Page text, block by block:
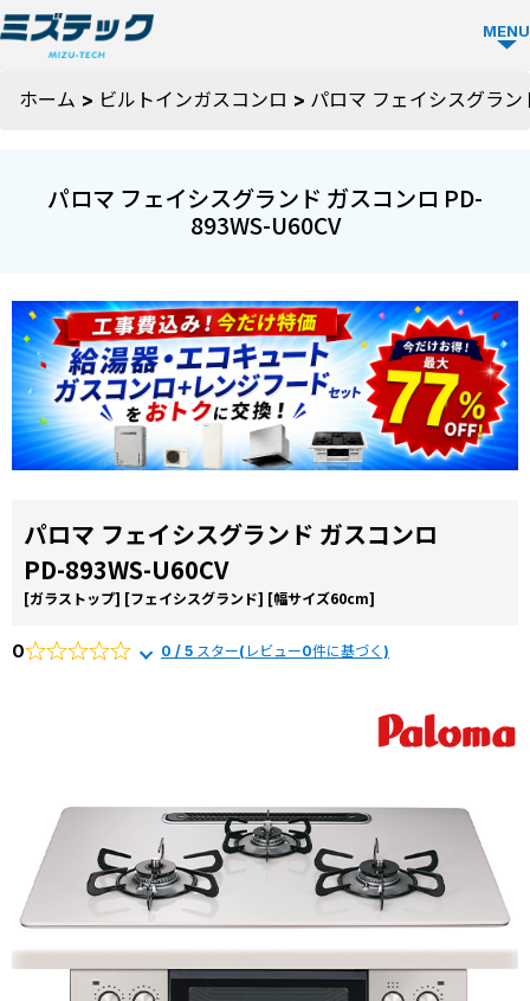
MENU
ビルトイ
ぶ
メーカーか
ら選ぶ
リンナイ
から選ぶ
ら選ぶ
ミズテック
の強み
選ばれる理
由
交換費用
お役立ち
コラム
よくある
ホーム > ビルトインガスコンロ > パロマ フェイシスグラ
パロマ フェイシスグランド ガスコンロ PD-
893WS-U60CV
パロマ フェイシスグランド ガスコンロ
PD-893WS-U60CV
[ガラストップ] [フェイシスグランド] [幅サイズ60cm]
0 0 / 5 スター(レビュー0件に基づく)